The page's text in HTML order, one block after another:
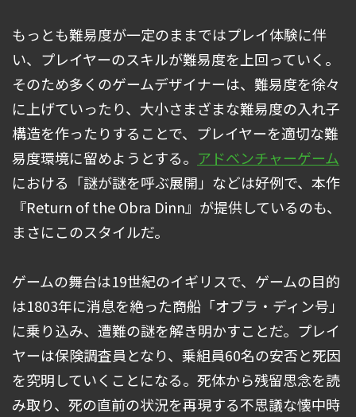
もっとも難易度が一定のままではプレイ体験に伴
い、プレイヤーのスキルが難易度を上回っていく。
そのため多くのゲームデザイナーは、難易度を徐々
に上げていったり、大小さまざまな難易度の入れ子
構造を作ったりすることで、プレイヤーを適切な難
易度環境に留めようとする。 アドベンチャーゲーム
における「謎が謎を呼ぶ展開」などは好例で、本作
『Return of the Obra Dinn』が提供しているのも、
まさにこのスタイルだ。
ゲームの舞台は19世紀のイギリスで、ゲームの目的
は1803年に消息を絶った商船「オブラ・ディン号」
に乗り込み、遭難の謎を解き明かすことだ。プレイ
ヤーは保険調査員となり、乗組員60名の安否と死因
を究明していくことになる。死体から残留思念を読
み取り、死の直前の状況を再現する不思議な懐中時